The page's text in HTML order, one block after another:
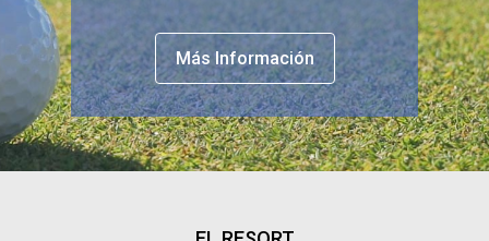
Más Información